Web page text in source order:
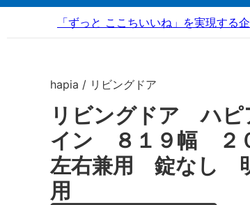
「ずっと ここちいいね」を実現する
hapia / リビングドア
リビングドア ハ
イン ８１９幅 ２
左右兼用 錠なし
用